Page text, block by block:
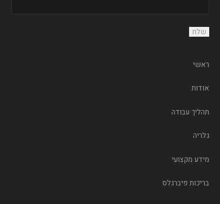
ראשי
אודות
תהליך עבודה
גלריה
מידע מקצועי
בריכות פיברגלס